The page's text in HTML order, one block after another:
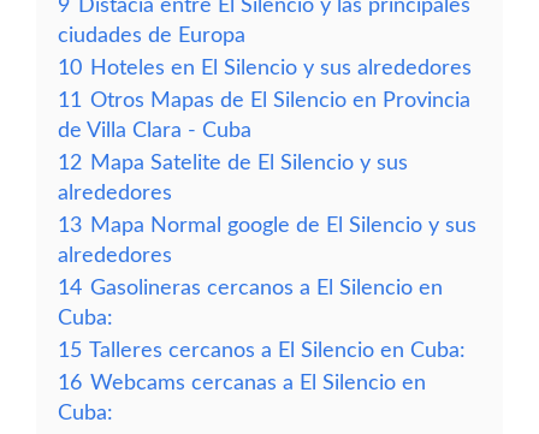
9 Distacia entre El Silencio y las principales
ciudades de Europa
10 Hoteles en El Silencio y sus alrededores
11 Otros Mapas de El Silencio en Provincia
de Villa Clara - Cuba
12 Mapa Satelite de El Silencio y sus
alrededores
13 Mapa Normal google de El Silencio y sus
alrededores
14 Gasolineras cercanos a El Silencio en
Cuba:
15 Talleres cercanos a El Silencio en Cuba:
16 Webcams cercanas a El Silencio en
Cuba: